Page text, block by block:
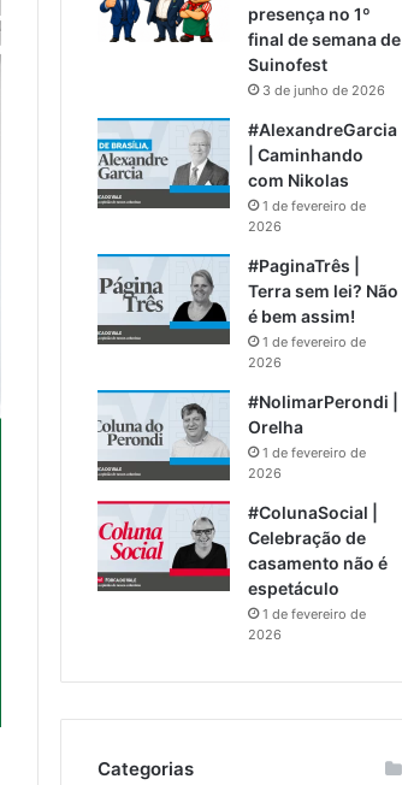
presença no 1º
final de semana de
Suinofest
3 de junho de 2026
#AlexandreGarcia
| Caminhando
com Nikolas
1 de fevereiro de
2026
#PaginaTrês |
Terra sem lei? Não
é bem assim!
1 de fevereiro de
2026
#NolimarPerondi |
Orelha
1 de fevereiro de
2026
#ColunaSocial |
Celebração de
casamento não é
espetáculo
1 de fevereiro de
2026
Categorias